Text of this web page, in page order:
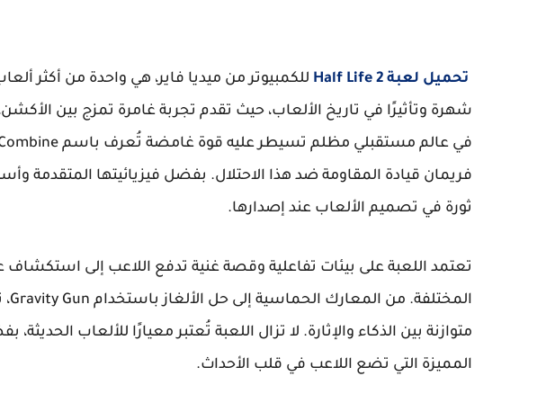
تحميل لعبة Half Life 2
للكمبيوتر من ميديا فاير، هي واحدة من أكثر
شهرة وتأثيرًا في تاريخ الألعاب، حيث تقدم تجربة غامرة تمزج بين الأكشن،
فريمان قيادة المقاومة ضد هذا الاحتلال. بفضل فيزيائيتها المتقدمة
ثورة في تصميم الألعاب عند إصدارها.
تعتمد اللعبة على بيئات تفاعلية وقصة غنية تدفع اللاعب إلى استكشاف
متوازنة بين الذكاء والإثارة. لا تزال اللعبة تُعتبر معيارًا للألعاب
المميزة التي تضع اللاعب في قلب الأحداث.